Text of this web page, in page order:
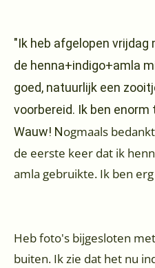
"Ik heb afgelopen
de henna+indigo+amla
goed, natuurlijk een
voorbereid. Ik ben
Wauw! Nogmaals
de eerste keer dat ik
amla gebruikte. Ik ben
Heb foto's bijgesloten
buiten. Ik zie dat het nu